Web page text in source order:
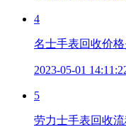
4
名士手表回收价
2023-05-01
5
劳力士手表回收